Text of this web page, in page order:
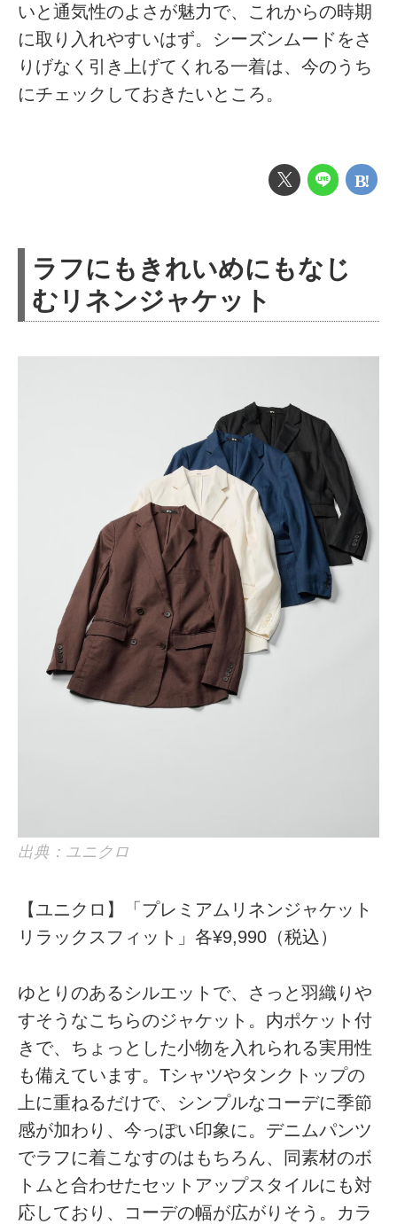
いと通気性のよさが魅力で、これからの時期
に取り入れやすいはず。シーズンムードをさ
りげなく引き上げてくれる一着は、今のうち
にチェックしておきたいところ。
ラフにもきれいめにもなじ
むリネンジャケット
出典：ユニクロ
【ユニクロ】「プレミアムリネンジャケット
リラックスフィット」各¥9,990（税込）
ゆとりのあるシルエットで、さっと羽織りや
すそうなこちらのジャケット。内ポケット付
きで、ちょっとした小物を入れられる実用性
も備えています。Tシャツやタンクトップの
上に重ねるだけで、シンプルなコーデに季節
感が加わり、今っぽい印象に。デニムパンツ
でラフに着こなすのはもちろん、同素材のボ
トムと合わせたセットアップスタイルにも対
応しており、コーデの幅が広がりそう。カラ